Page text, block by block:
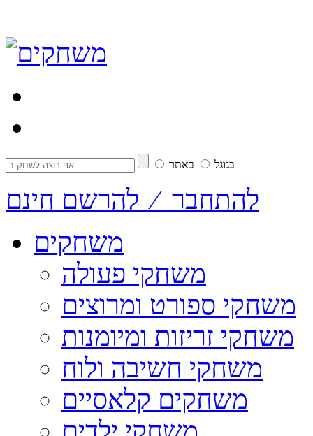
בגוגל באתר
להתחבר ⁄ להרשם חינם
משחקים
משחקי פעולה
משחקי ספורט ומרוצים
משחקי זריזות ומיומנות
משחקי חשיבה ולוח
משחקים קלאסיים